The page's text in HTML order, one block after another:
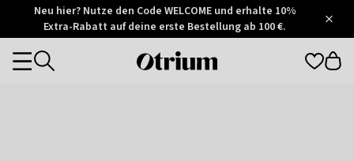
Otrium
Trustpilot
Neu hier? Nutze den Code WELCOME und erhalte 10%
Extra-Rabatt auf deine erste Bestellung ab 100 €.
Otrium
Categories